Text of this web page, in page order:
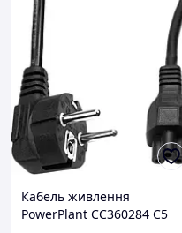
Кабель живлення
PowerPlant CC360284 C5